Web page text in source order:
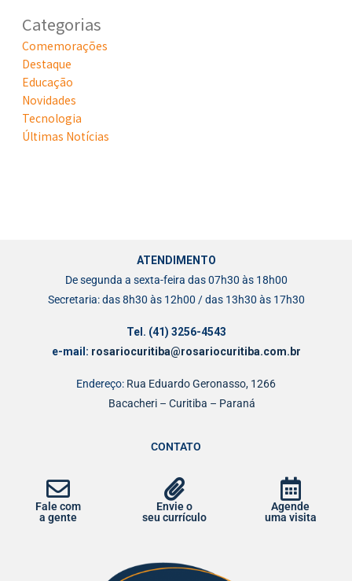
Categorias
Comemorações
Destaque
Educação
Novidades
Tecnologia
Últimas Notícias
ATENDIMENTO
De segunda a sexta-feira das 07h30 às 18h00
Secretaria: das 8h30 às 12h00 / das 13h30 às 17h30
Tel. (41) 3256-4543
e-mail: rosariocuritiba@rosariocuritiba.com.br
Endereço: Rua Eduardo Geronasso, 1266
Bacacheri – Curitiba – Paraná
CONTATO
Fale com
a gente
Envie o
seu currículo
Agende
uma visita